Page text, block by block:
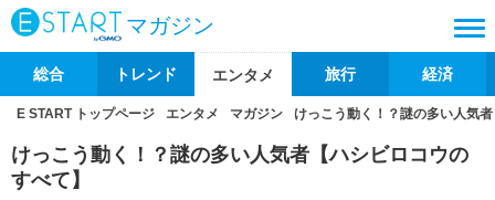
マガジン
総合 トレンド エンタメ 旅行 経済
E START トップページ エンタメ マガジン けっこう動く！？謎の多い人気
けっこう動く！？謎の多い人気者【ハシビロコウの
すべて】